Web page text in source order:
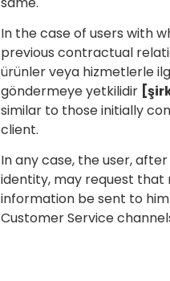
In the case of users with
previous contractual
ürünler veya hizmetlerle
göndermeye yetkilidir
similar to those initially
client.
In any case, the user,
identity, may request
information be sent to
Customer Service